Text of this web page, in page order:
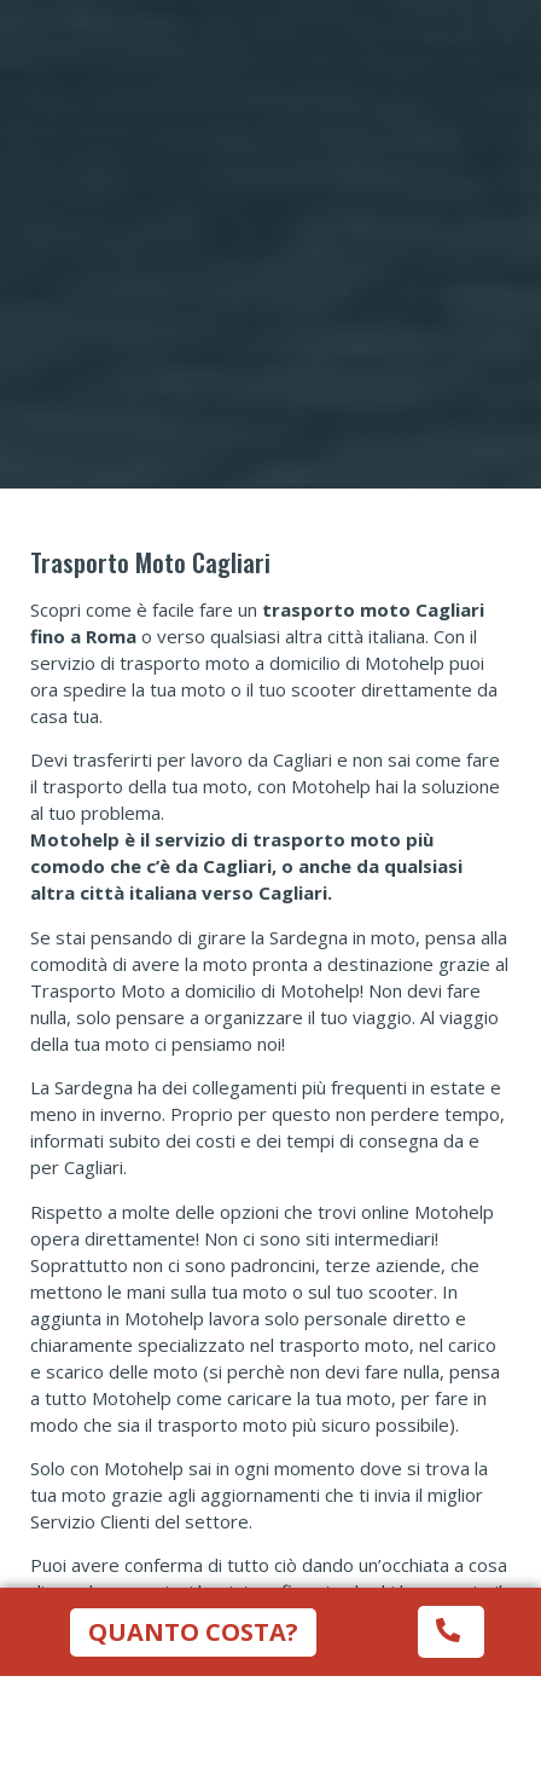
Trasporto Moto Cagliari
Scopri come è facile fare un trasporto moto Cagliari
fino a Roma o verso qualsiasi altra città italiana. Con il
servizio di trasporto moto a domicilio di Motohelp puoi
ora spedire la tua moto o il tuo scooter direttamente da
casa tua.
Devi trasferirti per lavoro da Cagliari e non sai come fare
il trasporto della tua moto, con Motohelp hai la soluzione
al tuo problema.
Motohelp è il servizio di trasporto moto più
comodo che c’è da Cagliari, o anche da qualsiasi
altra città italiana verso Cagliari.
Se stai pensando di girare la Sardegna in moto, pensa alla
comodità di avere la moto pronta a destinazione grazie al
Trasporto Moto a domicilio di Motohelp! Non devi fare
nulla, solo pensare a organizzare il tuo viaggio. Al viaggio
della tua moto ci pensiamo noi!
La Sardegna ha dei collegamenti più frequenti in estate e
meno in inverno. Proprio per questo non perdere tempo,
informati subito dei costi e dei tempi di consegna da e
per Cagliari.
Rispetto a molte delle opzioni che trovi online Motohelp
opera direttamente! Non ci sono siti intermediari!
Soprattutto non ci sono padroncini, terze aziende, che
mettono le mani sulla tua moto o sul tuo scooter. In
aggiunta in Motohelp lavora solo personale diretto e
chiaramente specializzato nel trasporto moto, nel carico
e scarico delle moto (si perchè non devi fare nulla, pensa
a tutto Motohelp come caricare la tua moto, per fare in
modo che sia il trasporto moto più sicuro possibile).
Solo con Motohelp sai in ogni momento dove si trova la
tua moto grazie agli aggiornamenti che ti invia il miglior
Servizio Clienti del settore.
Puoi avere conferma di tutto ciò dando un’occhiata a cosa
dicono le recensioni lasciate e firmate da chi ha provato il
servizio di trasporto moto a domicilio Motohelp. Puoi
trovarle tutte qui.
QUANTO COSTA?